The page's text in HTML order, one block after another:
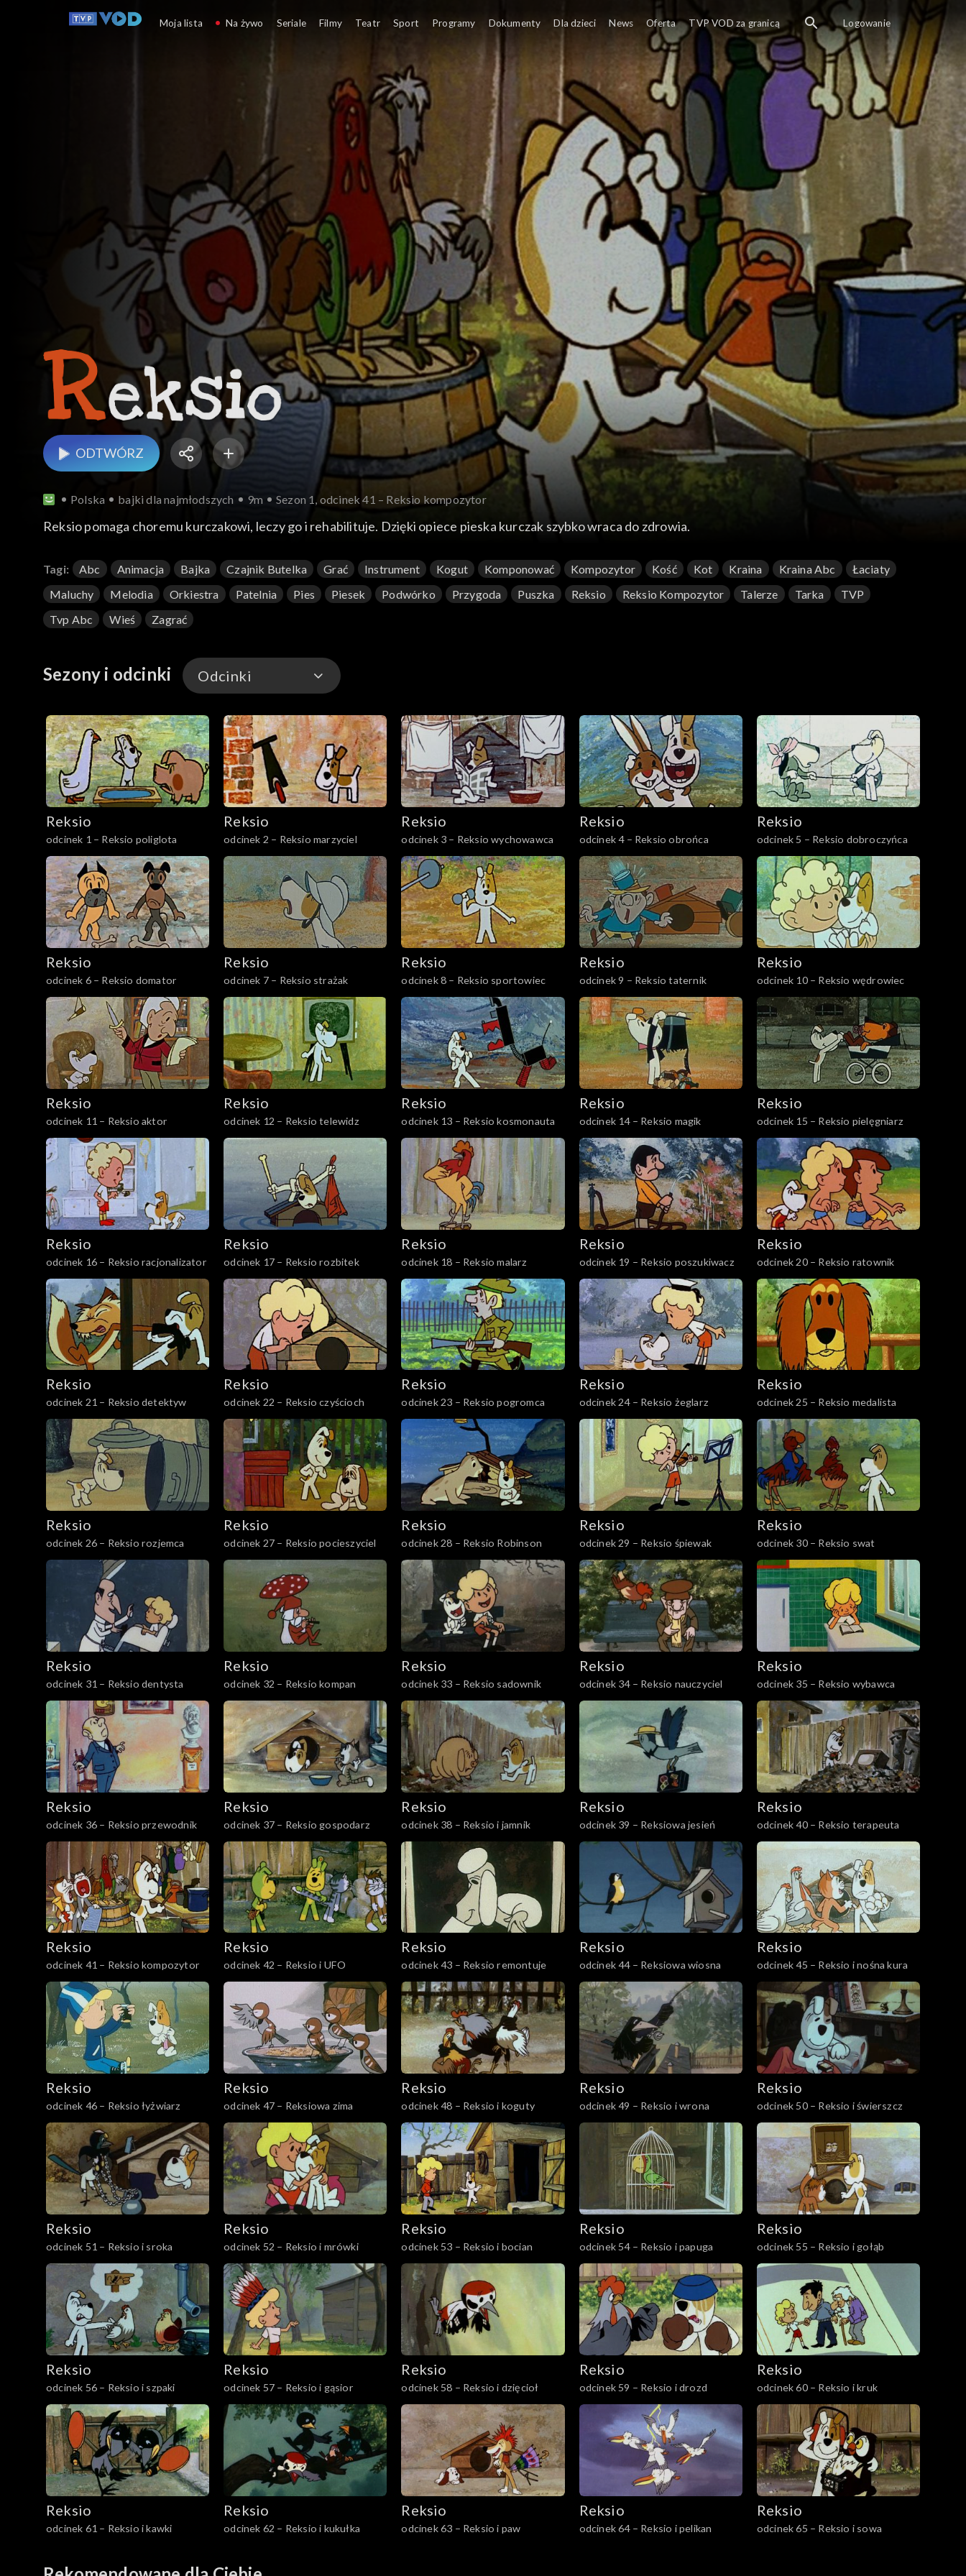
Reksio Reksio pomaga choremu kurczakowi, leczy go i
ODTWÓRZ
Polska bajki dla najmłodszych 9m Sezon 1, odcinek 41 – Reksio kompozytor
Reksio pomaga choremu kurczakowi, leczy go i rehabilituje. Dzięki opiece pieska kurczak szybko wraca do zdrowia.
Tagi: Abc Animacja Bajka Czajnik Butelka Grać Instrument Kogut Komponować Kompozytor Kość Kot Kraina Kraina Abc
Łaciaty
Maluchy
Melodia Orkiestra Patelnia Pies Piesek Podwórko Przygoda Puszka Reksio Reksio Kompozytor Talerze Tarka
TVP
Tvp Abc
Wieś Zagrać
Sezony i odcinki Odcinki
Odcinki
Reksio
odcinek 1 – Reksio poliglota
Reksio
odcinek 2 – Reksio marzyciel
Reksio
odcinek 3 – Reksio wychowawca
Reksio
odcinek 4 – Reksio obrońca
Reksio
odcinek 5 – Reksio dobroczyńca
Reksio
odcinek 6 – Reksio domator
Reksio
odcinek 7 – Reksio strażak
Reksio
odcinek 8 – Reksio sportowiec
Reksio
odcinek 9 – Reksio taternik
Reksio
odcinek 10 – Reksio wędrowiec
Reksio
odcinek 11 – Reksio aktor
Reksio
odcinek 12 – Reksio telewidz
Reksio
odcinek 13 – Reksio kosmonauta
Reksio
odcinek 14 – Reksio magik
Reksio
odcinek 15 – Reksio pielęgniarz
Reksio
odcinek 16 – Reksio racjonalizator
Reksio
odcinek 17 – Reksio rozbitek
Reksio
odcinek 18 – Reksio malarz
Reksio
odcinek 19 – Reksio poszukiwacz
Reksio
odcinek 20 – Reksio ratownik
Reksio
odcinek 21 – Reksio detektyw
Reksio
odcinek 22 – Reksio czyścioch
Reksio
odcinek 23 – Reksio pogromca
Reksio
odcinek 24 – Reksio żeglarz
Reksio
odcinek 25 – Reksio medalista
Reksio
odcinek 26 – Reksio rozjemca
Reksio
odcinek 27 – Reksio pocieszyciel
Reksio
odcinek 28 – Reksio Robinson
Reksio
odcinek 29 – Reksio śpiewak
Reksio
odcinek 30 – Reksio swat
Reksio
odcinek 31 – Reksio dentysta
Reksio
odcinek 32 – Reksio kompan
Reksio
odcinek 33 – Reksio sadownik
Reksio
odcinek 34 – Reksio nauczyciel
Reksio
odcinek 35 – Reksio wybawca
Reksio
odcinek 36 – Reksio przewodnik
Reksio
odcinek 37 – Reksio gospodarz
Reksio
odcinek 38 – Reksio i jamnik
Reksio
odcinek 39 – Reksiowa jesień
Reksio
odcinek 40 – Reksio terapeuta
Reksio
odcinek 41 – Reksio kompozytor
Reksio
odcinek 42 – Reksio i UFO
Reksio
odcinek 43 – Reksio remontuje
Reksio
odcinek 44 – Reksiowa wiosna
Reksio
odcinek 45 – Reksio i nośna kura
Reksio
odcinek 46 – Reksio łyżwiarz
Reksio
odcinek 47 – Reksiowa zima
Reksio
odcinek 48 – Reksio i koguty
Reksio
odcinek 49 – Reksio i wrona
Reksio
odcinek 50 – Reksio i świerszcz
Reksio
odcinek 51 – Reksio i sroka
Reksio
odcinek 52 – Reksio i mrówki
Reksio
odcinek 53 – Reksio i bocian
Reksio
odcinek 54 – Reksio i papuga
Reksio
odcinek 55 – Reksio i gołąb
Reksio
odcinek 56 – Reksio i szpaki
Reksio
odcinek 57 – Reksio i gąsior
Reksio
odcinek 58 – Reksio i dzięcioł
Reksio
odcinek 59 – Reksio i drozd
Reksio
odcinek 60 – Reksio i kruk
Reksio
odcinek 61 – Reksio i kawki
Reksio
odcinek 62 – Reksio i kukułka
Reksio
odcinek 63 – Reksio i paw
Reksio
odcinek 64 – Reksio i pelikan
Reksio
odcinek 65 – Reksio i sowa
Moja lista Na żywo Seriale Filmy Teatr Sport Programy Dokumenty Dla dzieci News Oferta TVP VOD za granicą Logowanie